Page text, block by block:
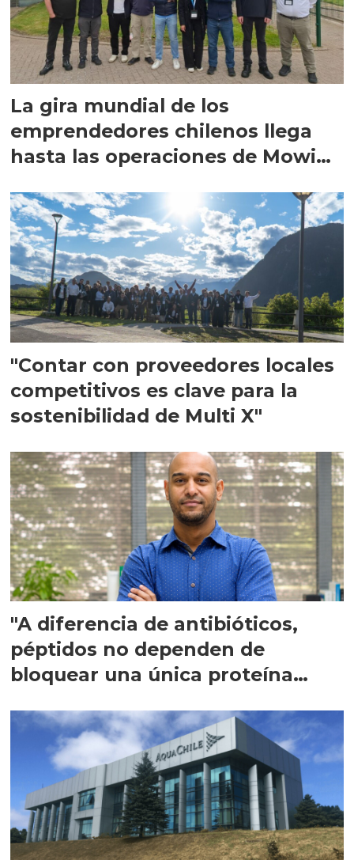
La gira mundial de los
emprendedores chilenos llega
hasta las operaciones de Mowi
"Contar con proveedores locales
competitivos es clave para la
sostenibilidad de Multi X"
"A diferencia de antibióticos,
péptidos no dependen de
bloquear una única proteína